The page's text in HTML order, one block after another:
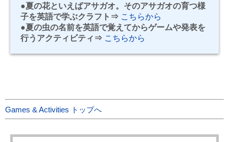
●夏の花といえばアサガオ。そのアサガオの育つ様
子を英語で学ぶクラフト⇒ こちらから
●夏の虫の名前を英語で覚えてからゲームや発表を
行うアクティビティ⇒ こちらから
Games & Activities トップへ